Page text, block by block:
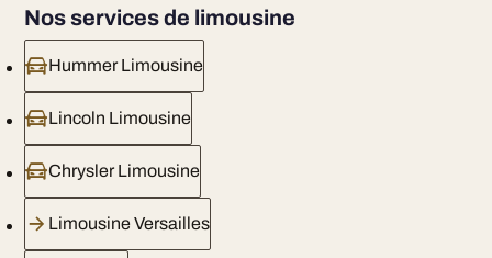
Nos services de limousine
Hummer Limousine
Lincoln Limousine
Chrysler Limousine
Limousine Versailles